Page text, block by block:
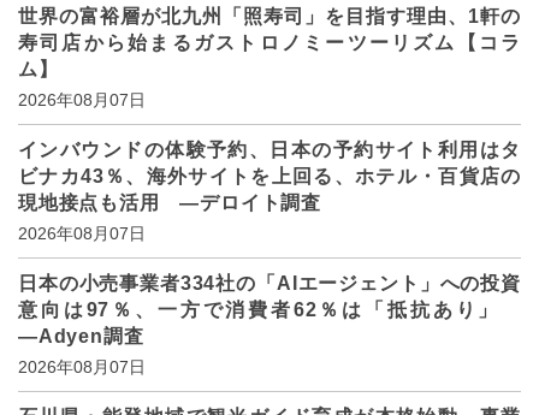
世界の富裕層が北九州「照寿司」を目指す理由、1軒の
寿司店から始まるガストロノミーツーリズム【コラ
ム】
2026年08月07日
インバウンドの体験予約、日本の予約サイト利用はタ
ビナカ43％、海外サイトを上回る、ホテル・百貨店の
現地接点も活用 ―デロイト調査
2026年08月07日
日本の小売事業者334社の「AIエージェント」への投資
意向は97％、一方で消費者62％は「抵抗あり」
―Adyen調査
2026年08月07日